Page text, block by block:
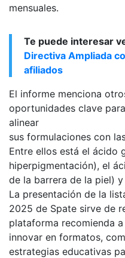
mensuales.
Te puede interesar
Directiva Ampliada
afiliados
El informe menciona
oportunidades clave
alinear
sus formulaciones con
Entre ellos está el ácido
hiperpigmentación), el
de la barrera de la piel)
La presentación de la
2025 de Spate sirve de
plataforma recomienda
innovar en formatos,
estrategias educativas